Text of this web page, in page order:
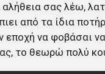
αλήθεια σας λέω,
από τα ίδια
εποχή να φοβάσαι
το θεωρώ πολύ